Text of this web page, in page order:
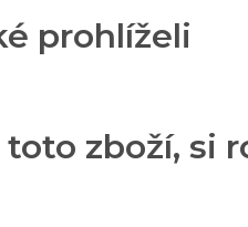
prohlíželi
zboží, si